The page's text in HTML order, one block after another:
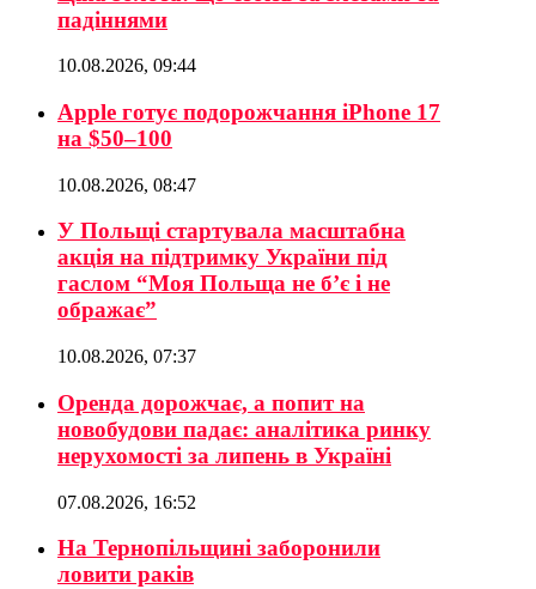
падіннями
10.08.2026, 09:44
Apple готує подорожчання iPhone 17
на $50–100
10.08.2026, 08:47
У Польщі стартувала масштабна
акція на підтримку України під
гаслом “Моя Польща не б’є і не
ображає”
10.08.2026, 07:37
Оренда дорожчає, а попит на
новобудови падає: аналітика ринку
нерухомості за липень в Україні
07.08.2026, 16:52
На Тернопільщині заборонили
ловити раків